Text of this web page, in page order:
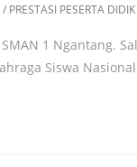
/ PRESTASI PESERTA DIDIK
1 Ngantang.
Siswa